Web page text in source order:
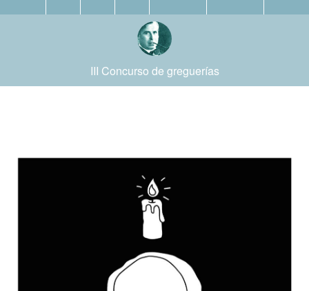
III Concurso de greguerías